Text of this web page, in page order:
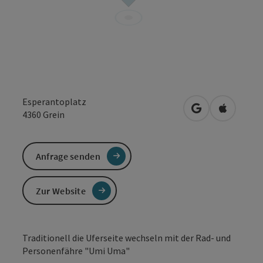
Esperantoplatz
4360 Grein in Googlein Apple
Traditionell die Uferseite wechseln mit der Rad- und
Personenfähre "Umi Uma"
Anfrage senden
Zur Website